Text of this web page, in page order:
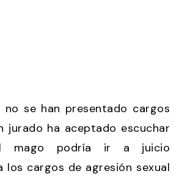
no se han presentado cargos
jurado ha aceptado escuchar
podría ir a juicio
los cargos de agresión sexual